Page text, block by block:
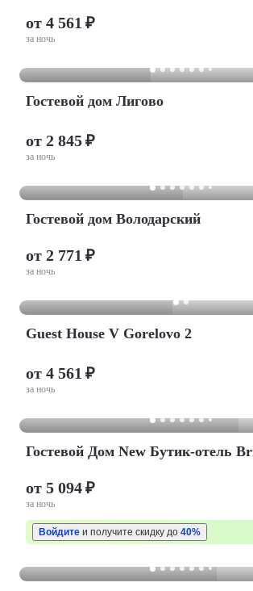
от 4 561 ₽
за ночь
Гостевой дом Лигово
от 2 845 ₽
за ночь
Гостевой дом Володарский
от 2 771 ₽
за ночь
Guest House V Gorelovo 2
от 4 561 ₽
за ночь
Гостевой Дом New Бутик-отель
от 5 094 ₽
за ночь
Войдите и получите скидку до 40%